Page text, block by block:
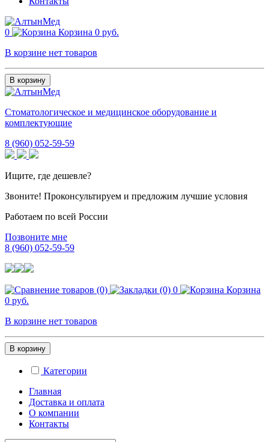
0 Корзина 0 руб.
В корзине нет товаров
В корзину
Стоматологическое и медицинское оборудование и
комплектующие
8 (960) 052-59-59
Ищите, где дешевле?
Звоните! Проконсультируем и предложим лучшие условия
Работаем по всей России
Позвоните мне
8 (960) 052-59-59
0
Корзина
0 руб.
В корзине нет товаров
В корзину
Категории
Главная
Доставка и оплата
О компании
Контакты